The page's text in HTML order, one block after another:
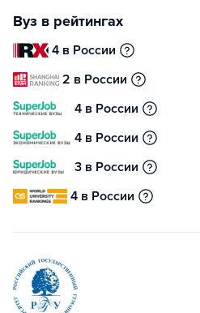
Вуз в рейтингах
4 в России
2 в России
4 в России
4 в России
3 в России
4 в России